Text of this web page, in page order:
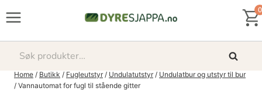
0
Søk
etter:
Søk
Home / Butikk / Fugleutstyr / Undulatutstyr / Undulatbur og utstyr til bur
/ Vannautomat for fugl til stående gitter